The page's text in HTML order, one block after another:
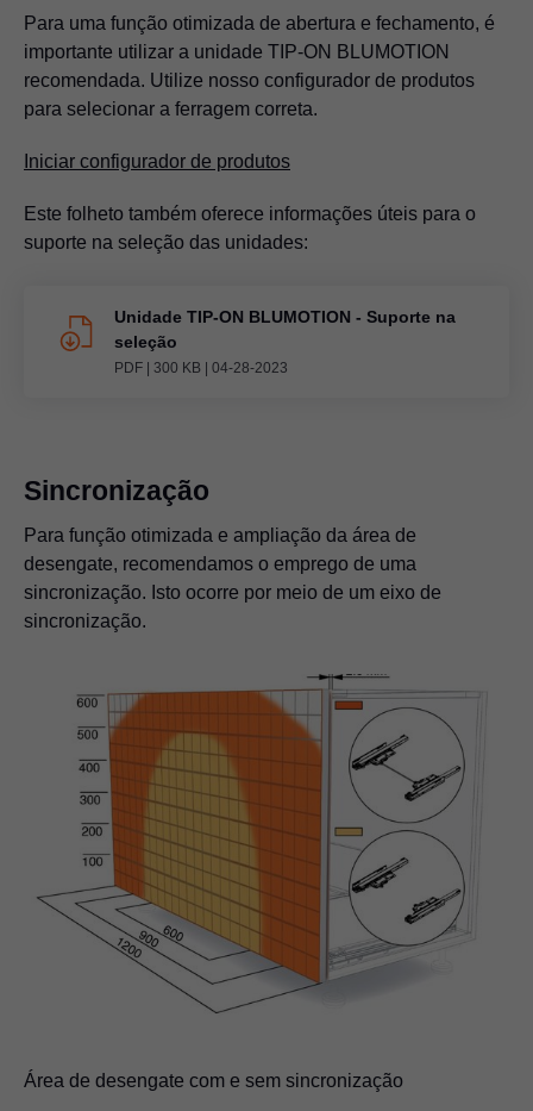
Para uma função otimizada de abertura e fechamento, é
importante utilizar a unidade TIP-ON BLUMOTION
recomendada. Utilize nosso configurador de produtos
para selecionar a ferragem correta.
Iniciar configurador de produtos
Este folheto também oferece informações úteis para o
suporte na seleção das unidades:
Unidade TIP-ON BLUMOTION - Suporte na
seleção
PDF 300 KB 04-28-2023
Sincronização
Para função otimizada e ampliação da área de
desengate, recomendamos o emprego de uma
sincronização. Isto ocorre por meio de um eixo de
sincronização.
Área de desengate com e sem sincronização